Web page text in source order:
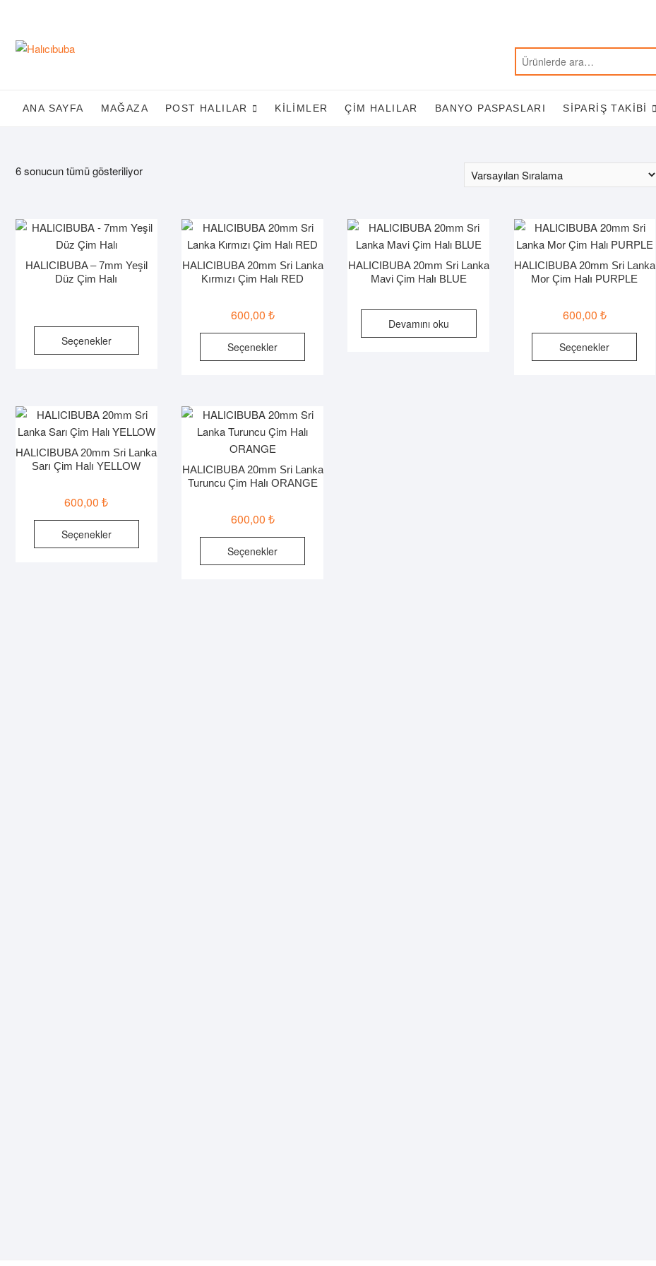
content
ANA SAYFA MAĞAZA POST HALILAR KILIMLER ÇIM HALILAR BANYO PASPASLARI SIPARIŞ TAKIBI
6 sonucun tümü gösteriliyor
HALICIBUBA – 7mm Yeşil
Düz Çim Halı
Seçenekler
Bu
var.
Seçenekler
ürün
sayfasından
HALICIBUBA 20mm Sri Lanka
Kırmızı Çim Halı RED
600,00 ₺
Seçenekler
Bu
var.
Seçenekler
sayfasından
seçilebilir
HALICIBUBA 20mm Sri Lanka
Mavi Çim Halı BLUE
Devamını oku
HALICIBUBA 20mm Sri Lanka
Mor Çim Halı PURPLE
600,00 ₺
Seçenekler
Bu
HALICIBUBA 20mm Sri Lanka
Sarı Çim Halı YELLOW
600,00₺
Seçenekler
Bu
HALICIBUBA 20mm Sri Lanka
Turuncu Çim Halı ORANGE
600,00 ₺
Seçenekler
Bu